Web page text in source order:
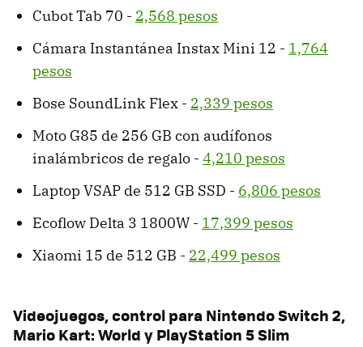
Cubot Tab 70 - 2,568 pesos
Cámara Instantánea Instax Mini 12 - 1,764
pesos
Bose SoundLink Flex - 2,339 pesos
Moto G85 de 256 GB con audífonos
inalámbricos de regalo - 4,210 pesos
Laptop VSAP de 512 GB SSD - 6,806 pesos
Ecoflow Delta 3 1800W - 17,399 pesos
Xiaomi 15 de 512 GB - 22,499 pesos
Videojuegos, control para Nintendo Switch 2,
Mario Kart: World y PlayStation 5 Slim